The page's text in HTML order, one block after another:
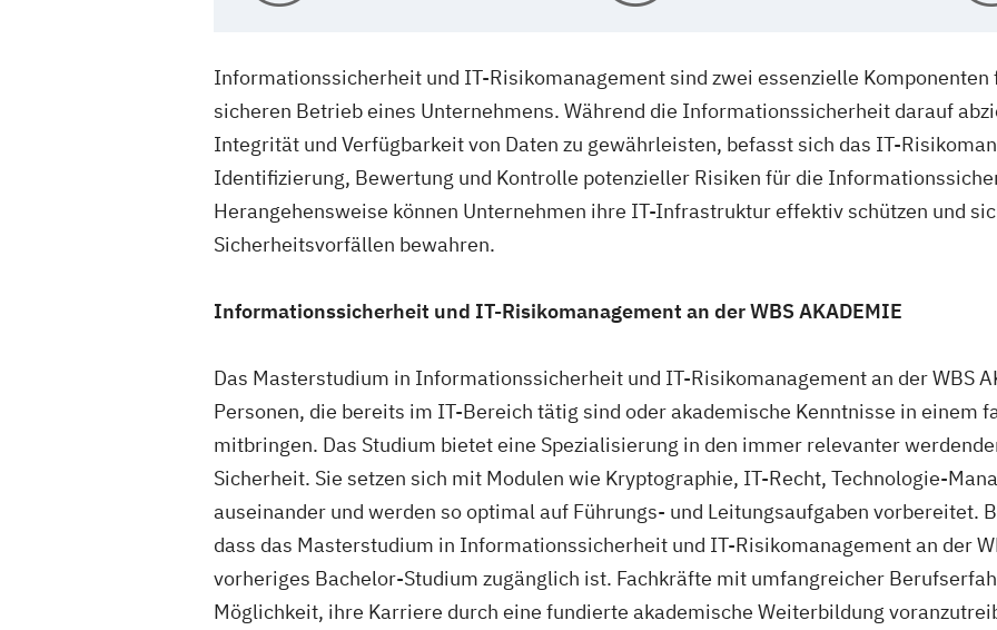
Informationssicherheit und IT-Risikomanagement sind zwei essenzielle Komponenten
sicheren Betrieb eines Unternehmens. Während die Informationssicherheit darauf
Integrität und Verfügbarkeit von Daten zu gewährleisten, befasst sich das IT-
Identifizierung, Bewertung und Kontrolle potenzieller Risiken für die
Herangehensweise können Unternehmen ihre IT-Infrastruktur effektiv schützen und
Sicherheitsvorfällen bewahren.
Informationssicherheit und IT-Risikomanagement an der WBS AKADEMIE
Das Masterstudium in Informationssicherheit und IT-Risikomanagement an der WBS
Personen, die bereits im IT-Bereich tätig sind oder akademische Kenntnisse in einem
mitbringen. Das Studium bietet eine Spezialisierung in den immer relevanter
Sicherheit. Sie setzen sich mit Modulen wie Kryptographie, IT-Recht, Technologie-
auseinander und werden so optimal auf Führungs- und Leitungsaufgaben vorbereitet.
dass das Masterstudium in Informationssicherheit und IT-Risikomanagement an der
vorheriges Bachelor-Studium zugänglich ist. Fachkräfte mit umfangreicher
Möglichkeit, ihre Karriere durch eine fundierte akademische Weiterbildung